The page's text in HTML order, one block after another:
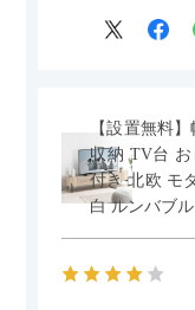
グとのバランスも
ないのもお気に入
の後ろ側を通るこ
上げられているデザ
ても美しく、空間の
わが家のホテルラ
【設置無料
収納 TV台
付き 北欧 モ
白 ルンバブル